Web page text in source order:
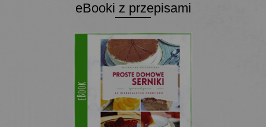
eBooki z przepisami